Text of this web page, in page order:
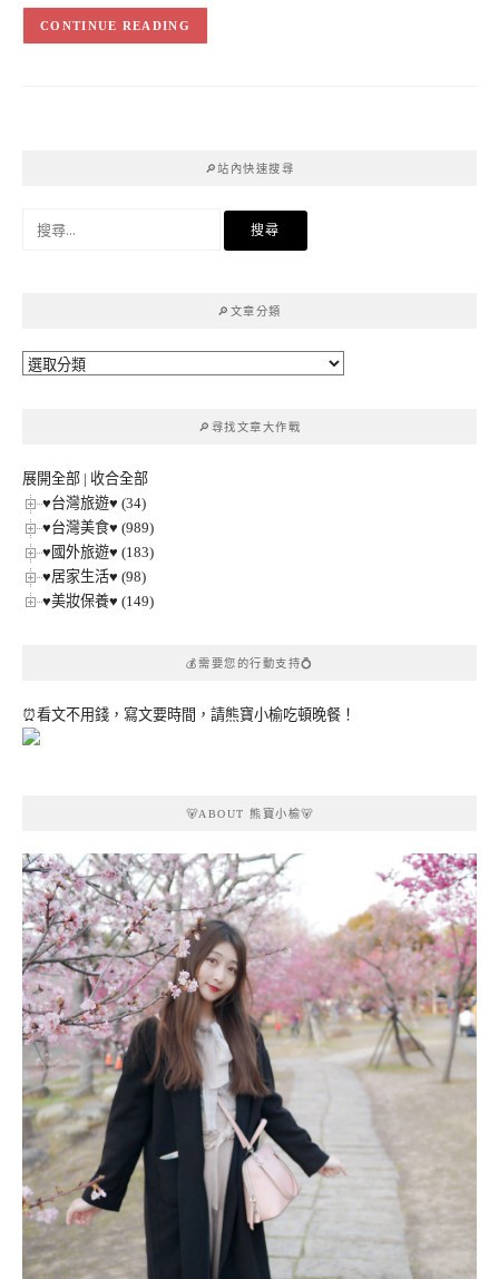
CONTINUE READING
🔎站內快速搜尋
🔎文章分類
🔎
🔎尋找文章大作戰
展開全部 | 收合全部
♥台灣旅遊♥ (34)
♥台灣美食♥ (989)
♥國外旅遊♥ (183)
♥居家生活♥ (98)
♥美妝保養♥ (149)
💰需要您的行動支持💍
⏰看文不用錢，寫文要時間，請熊寶小榆吃頓晚餐！
🐻ABOUT 熊寶小榆🐻